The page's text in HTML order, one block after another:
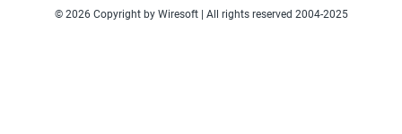
© 2026 Copyright by Wiresoft | All rights reserved 2004-2025